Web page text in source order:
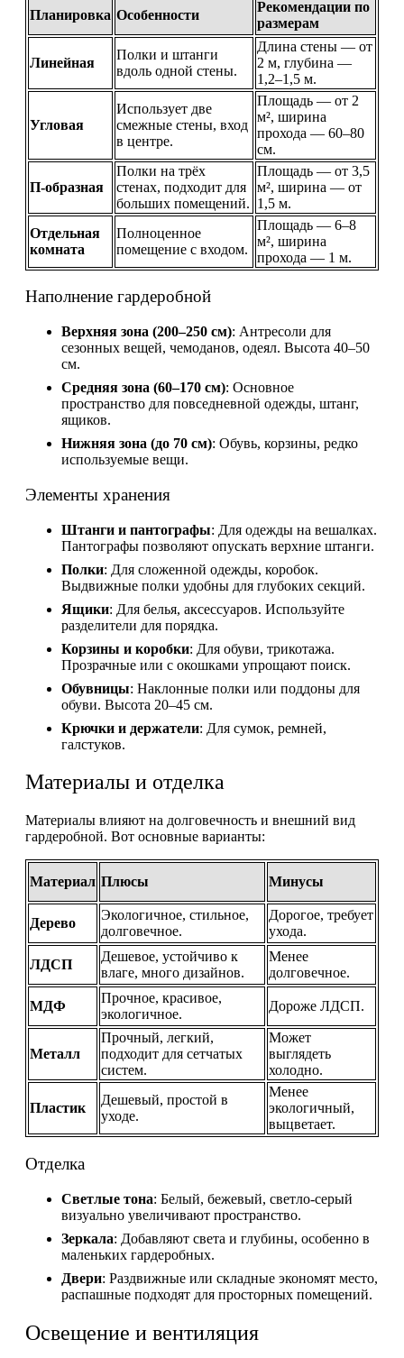
Планировка Особенности
Рекомендации по
размерам
Линейная
Полки и штанги
вдоль одной стены.
Длина стены — от
2 м, глубина —
1,2–1,5 м.
Угловая
Использует две
смежные стены, вход
в центре.
Площадь — от 2
м², ширина
прохода — 60–80
см.
П-образная
Полки на трёх
стенах, подходит для
больших помещений.
Площадь — от 3,5
м², ширина — от
1,5 м.
Отдельная
комната
Полноценное
помещение с входом.
Площадь — 6–8
м², ширина
прохода — 1 м.
Наполнение гардеробной
Верхняя зона (200–250 см): Антресоли для
сезонных вещей, чемоданов, одеял. Высота 40–50
см.
Средняя зона (60–170 см): Основное
пространство для повседневной одежды, штанг,
ящиков.
Нижняя зона (до 70 см): Обувь, корзины, редко
используемые вещи.
Элементы хранения
Штанги и пантографы: Для одежды на вешалках.
Пантографы позволяют опускать верхние штанги.
Полки: Для сложенной одежды, коробок.
Выдвижные полки удобны для глубоких секций.
Ящики: Для белья, аксессуаров. Используйте
разделители для порядка.
Корзины и коробки: Для обуви, трикотажа.
Прозрачные или с окошками упрощают поиск.
Обувницы: Наклонные полки или поддоны для
обуви. Высота 20–45 см.
Крючки и держатели: Для сумок, ремней,
галстуков.
Материалы и отделка
Материалы влияют на долговечность и внешний вид
гардеробной. Вот основные варианты:
Материал Плюсы Минусы
Дерево
Экологичное, стильное,
долговечное.
Дорогое, требует
ухода.
ЛДСП
Дешевое, устойчиво к
влаге, много дизайнов.
Менее
долговечное.
МДФ
Прочное, красивое,
экологичное.
Дороже ЛДСП.
Металл
Прочный, легкий,
подходит для сетчатых
систем.
Может
выглядеть
холодно.
Пластик
Дешевый, простой в
уходе.
Менее
экологичный,
выцветает.
Отделка
Светлые тона: Белый, бежевый, светло-серый
визуально увеличивают пространство.
Зеркала: Добавляют света и глубины, особенно в
маленьких гардеробных.
Двери: Раздвижные или складные экономят место,
распашные подходят для просторных помещений.
Освещение и вентиляция